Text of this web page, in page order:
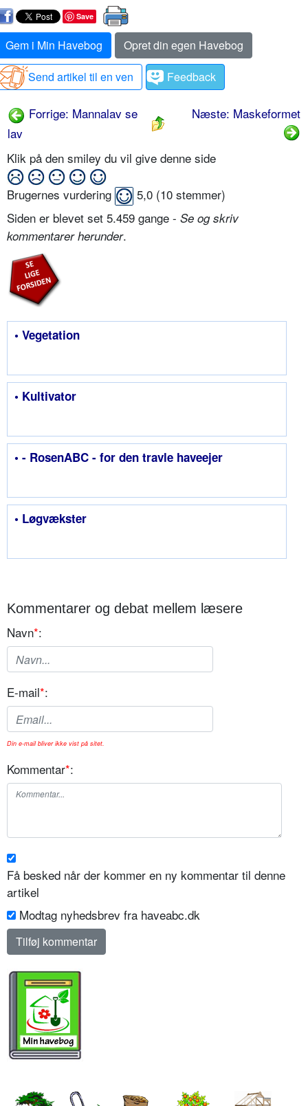
Save
Gem i Min Havebog
Opret din egen Havebog
Send artikel til en ven
Feedback
Forrige: Mannalav se
lav
Næste: Maskeformet
Klik på den smiley du vil give denne side
Brugernes vurdering 5,0 (10 stemmer)
Siden er blevet set 5.459 gange - Se og skriv
kommentarer herunder.
• Vegetation
• Kultivator
• - RosenABC - for den travle haveejer
• Løgvækster
Kommentarer og debat mellem læsere
Navn*:
E-mail*:
Din e-mail bliver ikke vist på sitet.
Kommentar*:
Få besked når der kommer en ny kommentar til denne
artikel
Modtag nyhedsbrev fra haveabc.dk